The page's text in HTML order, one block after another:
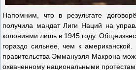
Напомним, что в результате
получила мандат Лиги Наций на
колониями лишь в 1945 году.
гораздо сильнее, чем к
правительства Эммануэля Макрона
охваченному национальными